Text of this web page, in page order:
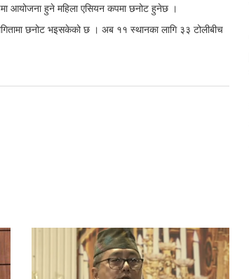
आयोजना हुने महिला एसियन कपमा छनोट हुनेछ ।
छनोट भइसकेको छ । अब ११ स्थानका लागि ३३ टोलीबीच